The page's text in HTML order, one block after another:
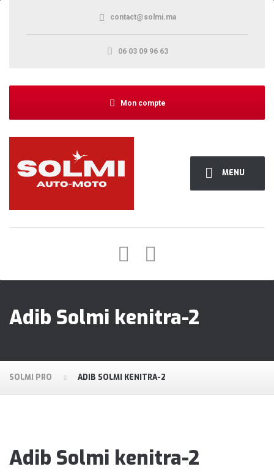
MENU
contact@solmi.ma
06 03 09 96 63
Mon compte
Adib Solmi kenitra-2
SOLMI PRO ADIB SOLMI KENITRA-2
Adib Solmi kenitra-2